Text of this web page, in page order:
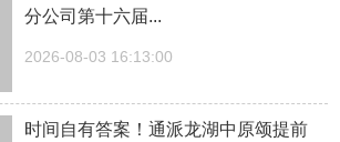
分公司第十六届...
2026-08-03 16:13:00
时间自有答案！通派龙湖中原颂提前